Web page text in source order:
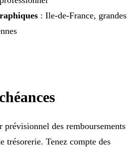
: Ile-de-France, grandes
prévisionnel des remboursements
trésorerie. Tenez compte des